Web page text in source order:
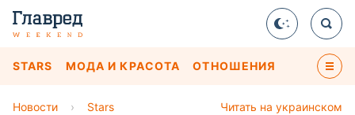
STARS МОДА И КРАСОТА ОТНОШЕНИЯ
Читать на украинском
Новости › Stars